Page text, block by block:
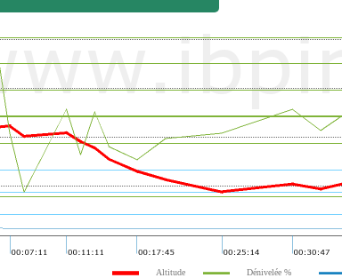
Altitude Dénivelée %